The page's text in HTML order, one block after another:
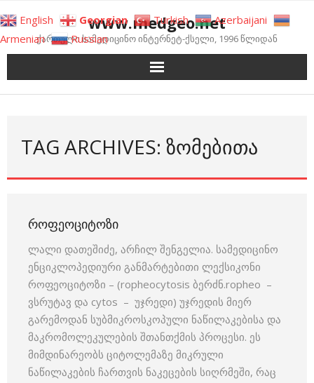
to
content
www.medgeo.net
ქართული სამედიცინო ინტერნეტ-ქსელი, 1996 წლიდან
TAG ARCHIVES: ᲖᲝᲛᲔᲑᲘᲗᲐ
ᲠᲝᲤᲔᲝᲪᲘᲢᲝᲖᲘ
ლალი დათეშიძე, არჩილ შენგელია. სამედიცინო
ენციკლოპედიური განმარტებითი ლექსიკონი
როფეოციტოზი – (ropheocytosis ბერძნ.ropheo –
ვსრუტავ და cytos – უჯრედი) უჯრედის მიერ
გარემოდან სუბმიკროსკოპული ნაწილაკებისა და
მაკრომოლეკულების შთანთქმის პროცესი. ეს
მიმდინარეობს ციტოლემაზე მიკრული
ნაწილაკების ჩართვის ნაკეცების სიღრმეში, რაც
English Georgian Turkish
Azerbaijani
Armenian
Russian